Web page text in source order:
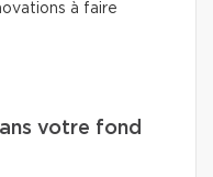
à faire
votre fond